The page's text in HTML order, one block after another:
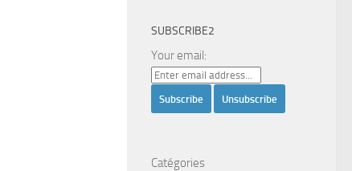
SUBSCRIBE2
Your email:
Catégories